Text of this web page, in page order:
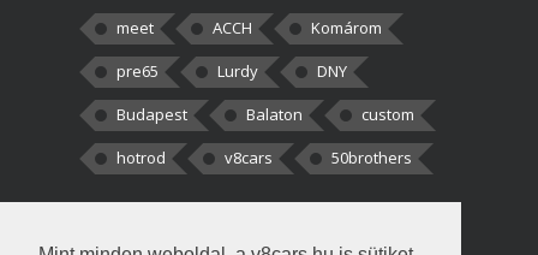
meet ACCH
Komárom
pre65
Lurdy
DNY
Budapest
Balaton
custom
hotrod
v8cars 50brothers